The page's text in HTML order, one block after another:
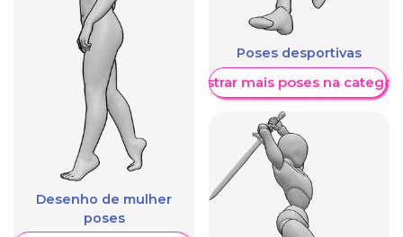
Desenho de mulher
poses
Poses desportivas
Mostrar mais poses na